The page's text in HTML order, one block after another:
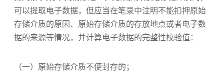
可以提取电子数据，但应当在笔录中注明不能扣押原始
存储介质的原因、原始存储介质的存放地点或者电子数
据的来源等情况，并计算电子数据的完整性校验值：
（一）原始存储介质不便封存的；